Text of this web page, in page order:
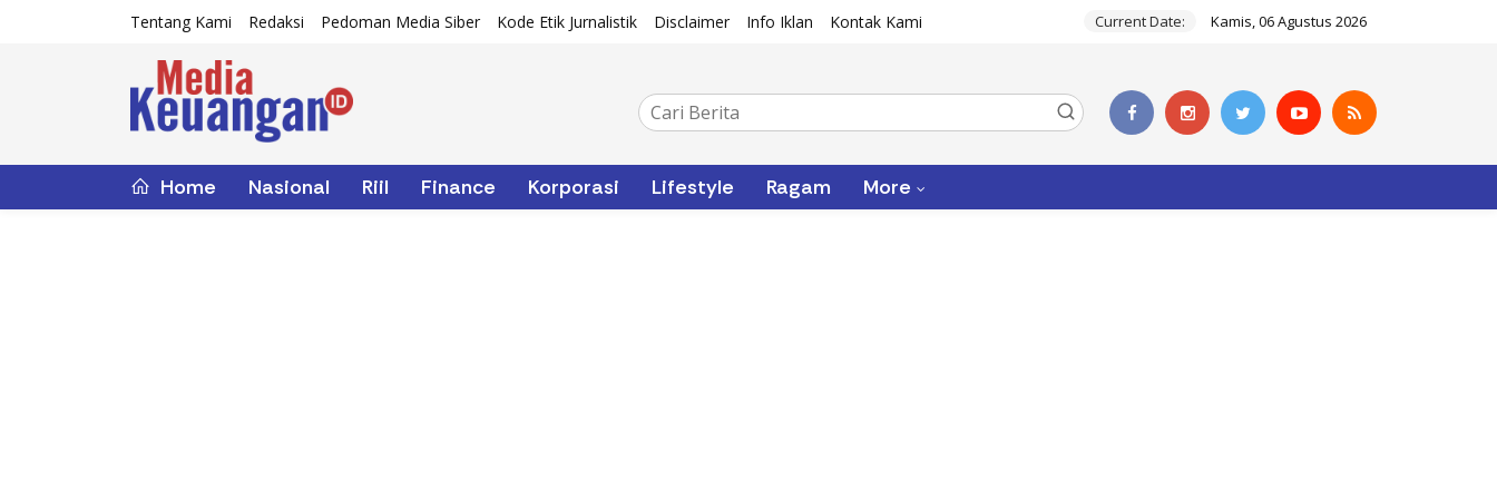
Tentang Kami Redaksi Pedoman Media Siber Kode Etik Jurnalistik Disclaimer Info Iklan Kontak Kami Current Date: Kamis, 06 Agustus 2026
Home Nasional Riil Finance Korporasi Lifestyle Ragam More